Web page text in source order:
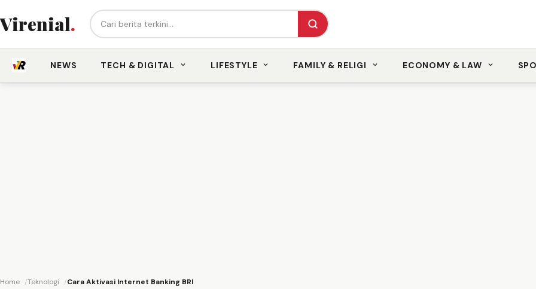
Virenial. Cari berita...
NEWS TECH & DIGITAL LIFESTYLE FAMILY & RELIGI ECONOMY & LAW
Home Teknologi Cara Aktivasi Internet Banking BRI